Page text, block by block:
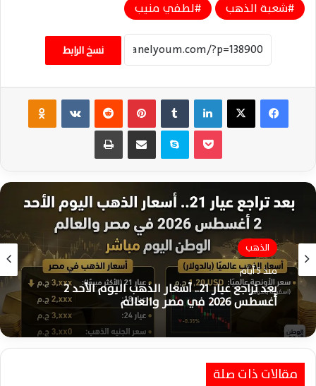
شعبة الذهب
لطفي منيب
نسخ الرابط
فيسبوك ‫X لينكدإن بينتيريست ‏VKontakte
سكايب مشاركة عبر البريد طباعة
الذهب
منذ 5 أيام
بعد تراجع عيار 21.. أسعار الذهب اليوم الأحد 2
أغسطس 2026 في مصر والعالم
الذهب
منذ 6 أيام
استقرار أسعار الذهب اليوم السبت 1 أغسطس
2026 وعيار 21 يحافظ على مكاسبه
مقالات ذات صلة